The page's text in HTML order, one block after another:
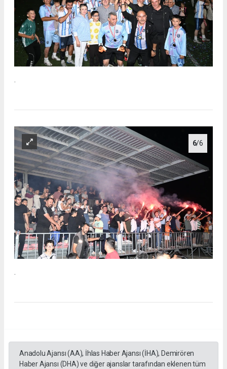
.
6/6
.
Anadolu Ajansı (AA), İhlas Haber Ajansı (İHA), Demirören
Haber Ajansı (DHA) ve diğer ajanslar tarafından eklenen tüm